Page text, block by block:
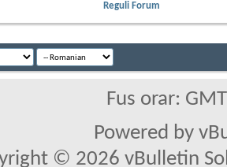
Reguli Forum
Fus orar:
Powered by
© 2026 vBulletin